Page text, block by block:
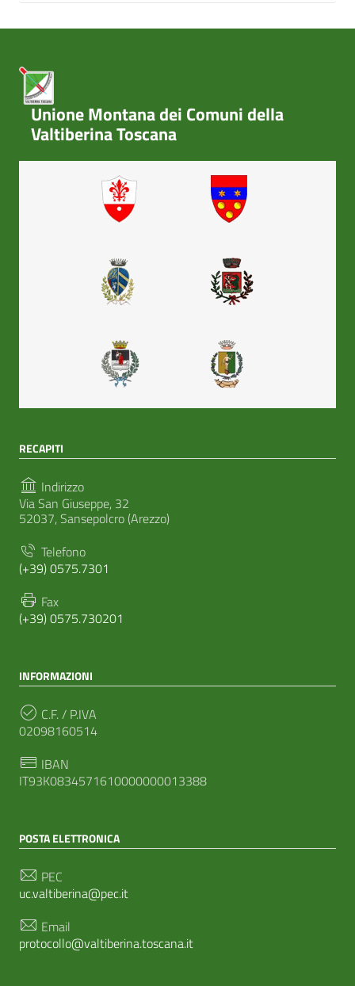
Unione Montana dei Comuni della
Valtiberina Toscana
RECAPITI
Indirizzo
Via San Giuseppe, 32
52037, Sansepolcro (Arezzo)
Telefono
(+39) 0575.7301
Fax
(+39) 0575.730201
INFORMAZIONI
C.F. / P.IVA
02098160514
IBAN
IT93K0834571610000000013388
POSTA ELETTRONICA
PEC
uc.valtiberina@pec.it
Email
protocollo@valtiberina.toscana.it